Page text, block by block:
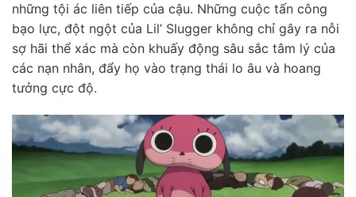
những tội ác liên tiếp của cậu. Những cuộc tấn công
bạo lực, đột ngột của Lil’ Slugger không chỉ gây ra nỗi
sợ hãi thể xác mà còn khuấy động sâu sắc tâm lý của
các nạn nhân, đẩy họ vào trạng thái lo âu và hoang
tưởng cực độ.